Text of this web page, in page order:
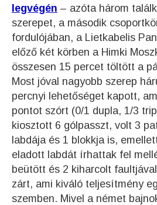
legvégén – azóta három
szerepet, a második
fordulójában, a Lietkabelis
előző két körben a Himki
összesen 15 percet töltött a
Most jóval nagyobb szerep
percnyi lehetőséget kapott,
pontot szórt (0/1 dupla, 1/3
kiosztott 6 gólpasszt, volt 3
labdája és 1 blokkja is,
eladott labdát írhattak fel
beütött és 2 kiharcolt
zárt, ami kiváló teljesítmény
szemben. Mivel a német